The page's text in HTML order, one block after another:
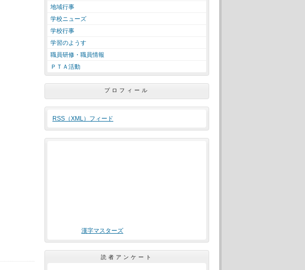
地域行事
学校ニューズ
学校行事
学習のようす
職員研修・職員情報
ＰＴＡ活動
プロフィール
RSS（XML）フィード
漢字マスターズ
読者アンケート